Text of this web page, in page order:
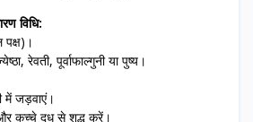
विधि:
पक्ष)।
रेवती, पूर्वाफाल्गुनी या पुष्य।
में जड़वाएं।
कच्चे दूध से शुद्ध करें।